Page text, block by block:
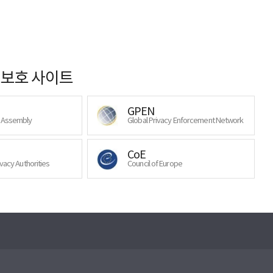
호 사이트
GPEN
Global Privacy Enforcement Network
Authorities
CoE
Council of Europe